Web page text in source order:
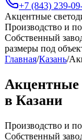
+7 (843) 239-
Акцентные
Производство и
Собственный
размеры под
Главная/Казань/
Акцентные
в Казани
Производство и
Собственный